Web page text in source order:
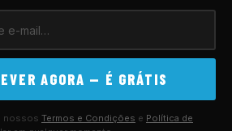
AGORA — É GRÁTIS
nossos Termos e Condições e Política de